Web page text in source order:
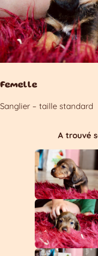
Femelle
Sanglier – taille standard
A trouvé